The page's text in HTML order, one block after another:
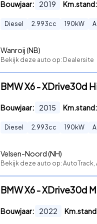
Bouwjaar: 2019 Km.stand:
Diesel 2.993cc 190 kW
Wanroij (NB)
Bekijk deze auto op: Dealersite
BMW X6 - XDrive30d
Bouwjaar: 2015 Km.stand:
Diesel 2.993cc 190 kW
Velsen-Noord (NH)
Bekijk deze auto op: AutoTrack,
BMW X6 - XDrive30d
Bouwjaar: 2022